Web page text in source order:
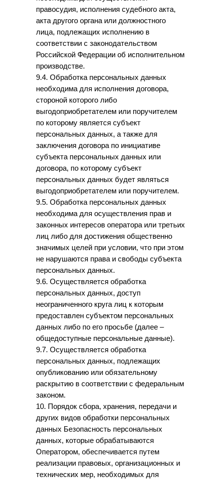
правосудия, исполнения судебного акта,
акта другого органа или должностного
лица, подлежащих исполнению в
соответствии с законодательством
Российской Федерации об исполнительном
производстве.
9.4. Обработка персональных данных
необходима для исполнения договора,
стороной которого либо
выгодоприобретателем или поручителем
по которому является субъект
персональных данных, а также для
заключения договора по инициативе
субъекта персональных данных или
договора, по которому субъект
персональных данных будет являться
выгодоприобретателем или поручителем.
9.5. Обработка персональных данных
необходима для осуществления прав и
законных интересов оператора или третьих
лиц либо для достижения общественно
значимых целей при условии, что при этом
не нарушаются права и свободы субъекта
персональных данных.
9.6. Осуществляется обработка
персональных данных, доступ
неограниченного круга лиц к которым
предоставлен субъектом персональных
данных либо по его просьбе (далее –
общедоступные персональные данные).
9.7. Осуществляется обработка
персональных данных, подлежащих
опубликованию или обязательному
раскрытию в соответствии с федеральным
законом.
10. Порядок сбора, хранения, передачи и
других видов обработки персональных
данных Безопасность персональных
данных, которые обрабатываются
Оператором, обеспечивается путем
реализации правовых, организационных и
технических мер, необходимых для